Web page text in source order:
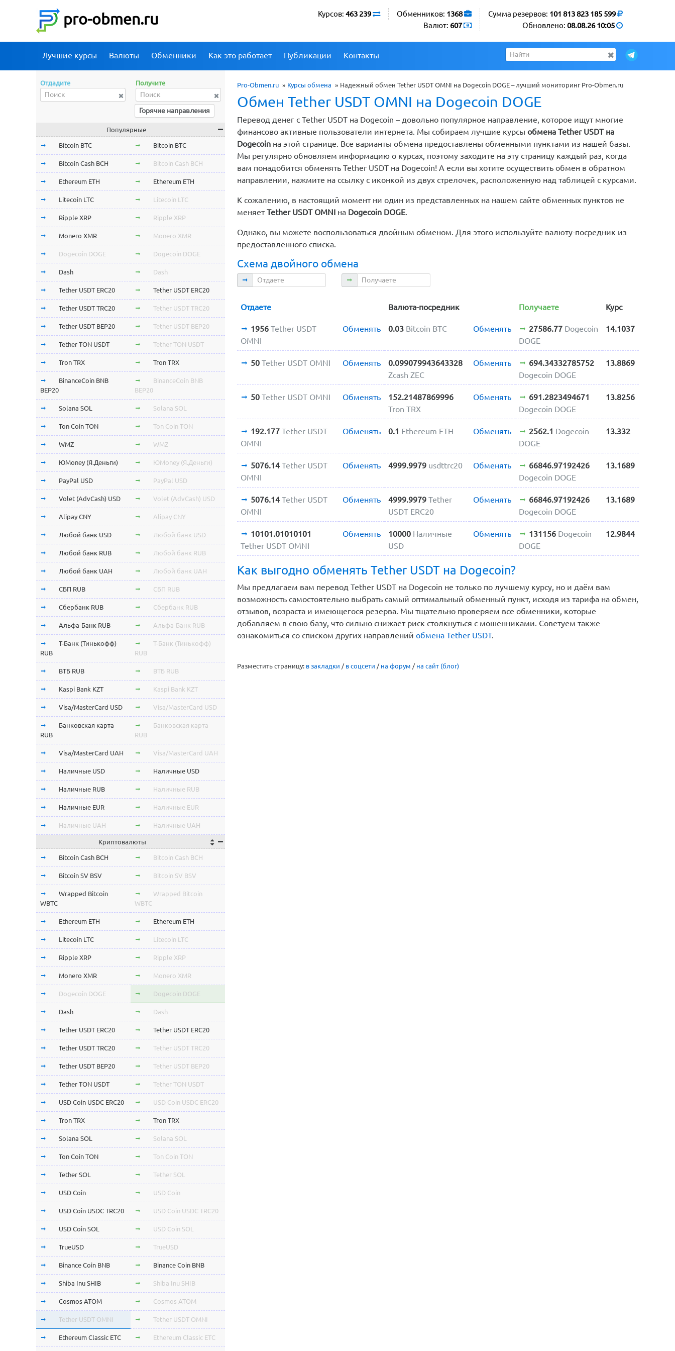
pro-obmen.ru Сумма резервов: 101 813 823 185 599
Обновлено: 08.08.26 10:05
Обменников: 1368
Валют: 607
Курсов: 463 239
Лучшие курсы Валюты Обменники Как это работает Публикации Контакты
Pro-Obmen.ru » Курсы обмена » Надежный обмен Tether USDT OMNI на Dogecoin DOGE – лучший мониторинг Pro-Obmen.ru
Обмен Tether USDT OMNI на Dogecoin DOGE
Перевод денег с Tether USDT на Dogecoin – довольно популярное направление, которое ищут многие
финансово активные пользователи интернета. Мы собираем лучшие курсы обмена Tether USDT на
Dogecoin на этой странице. Все варианты обмена предоставлены обменными пунктами из нашей базы.
Мы регулярно обновляем информацию о курсах, поэтому заходите на эту страницу каждый раз, когда
вам понадобится обменять Tether USDT на Dogecoin! А если вы хотите осуществить обмен в обратном
направлении, нажмите на ссылку с иконкой из двух стрелочек, расположенную над таблицей с курсами.
К сожалению, в настоящий момент ни один из представленных на нашем сайте обменных пунктов не
меняетTether USDT OMNI на Dogecoin DOGE.
Однако, вы можете воспользоваться двойным обменом. Для этого используйте валюту-посредник из
предоставленного списка.
Схема двойного обмена
Отдаете Получаете
Отдаете Валюта-посредник Получаете Курс
1956 Tether USDT
OMNI
Обменять 0.03 Bitcoin BTC Обменять 27586.77 Dogecoin
DOGE
14.1037
50 Tether USDT OMNI Обменять
0.099079943643328
Zcash ZEC
Обменять
694.34332785752
Dogecoin DOGE
13.8869
50 Tether USDT OMNI Обменять
152.21487869996
Tron TRX
Обменять
691.2823494671
Dogecoin DOGE
13.8256
192.177 Tether USDT
OMNI
Обменять 0.1 Ethereum ETH Обменять 2562.1 Dogecoin
DOGE
13.332
5076.14 Tether USDT
OMNI
Обменять 4999.9979 usdttrc20 Обменять
66846.97192426
Dogecoin DOGE
13.1689
5076.14 Tether USDT
OMNI
Обменять 4999.9979 Tether
USDT ERC20
Обменять
66846.97192426
Dogecoin DOGE
13.1689
10101.01010101
Tether USDT OMNI
Обменять 10000 Наличные
USD
Обменять 131156 Dogecoin
DOGE
12.9844
Как выгодно обменять Tether USDT на Dogecoin?
Мы предлагаем вам перевод Tether USDT на Dogecoin не только по лучшему курсу, но и даём вам
возможность самостоятельно выбрать самый оптимальный обменный пункт, исходя из тарифа на обмен,
отзывов, возраста и имеющегося резерва. Мы тщательно проверяем все обменники, которые
добавляем в свою базу, что сильно снижает риск столкнуться с мошенниками. Советуем также
ознакомиться со списком других направлений обмена Tether USDT.
Разместить страницу: в закладки / в соцсети / на форум / на сайт (блог)
Отдадите Получите
Горячие направления
Популярные
Bitcoin BTC Bitcoin BTC
Bitcoin Cash BCH Bitcoin Cash BCH
Ethereum ETH Ethereum ETH
Litecoin LTC Litecoin LTC
Ripple XRP Ripple XRP
Monero XMR Monero XMR
Dogecoin DOGE Dogecoin DOGE
Dash Dash
Tether USDT ERC20 Tether USDT ERC20
Tether USDT TRC20 Tether USDT TRC20
Tether USDT BEP20 Tether USDT BEP20
Tether TON USDT Tether TON USDT
Tron TRX Tron TRX
BinanceCoin BNB
BEP20
BinanceCoin BNB
BEP20
Solana SOL Solana SOL
Ton Coin TON Ton Coin TON
WMZ WMZ
ЮMoney (Я.Деньги) ЮMoney (Я.Деньги)
PayPal USD PayPal USD
Volet (AdvCash) USD Volet (AdvCash) USD
Alipay CNY Alipay CNY
Любой банк USD Любой банк USD
Любой банк RUB Любой банк RUB
Любой банк UAH Любой банк UAH
СБП RUB СБП RUB
Сбербанк RUB Сбербанк RUB
Альфа-Банк RUB Альфа-Банк RUB
Т-Банк (Тинькофф)
RUB
Т-Банк (Тинькофф)
RUB
ВТБ RUB ВТБ RUB
Kaspi Bank KZT Kaspi Bank KZT
Visa/MasterCard USD Visa/MasterCard USD
Банковская карта
RUB
Банковская карта
RUB
Visa/MasterCard UAH Visa/MasterCard UAH
Наличные USD Наличные USD
Наличные RUB Наличные RUB
Наличные EUR Наличные EUR
Наличные UAH Наличные UAH
Криптовалюты
Bitcoin Cash BCH Bitcoin Cash BCH
Bitcoin SV BSV Bitcoin SV BSV
Wrapped Bitcoin
WBTC
Wrapped Bitcoin
WBTC
Ethereum ETH Ethereum ETH
Litecoin LTC Litecoin LTC
Ripple XRP Ripple XRP
Monero XMR Monero XMR
Dogecoin DOGE Dogecoin DOGE
Dash Dash
Tether USDT ERC20 Tether USDT ERC20
Tether USDT TRC20 Tether USDT TRC20
Tether USDT BEP20 Tether USDT BEP20
Tether TON USDT Tether TON USDT
USD Coin USDC ERC20 USD Coin USDC ERC20
Tron TRX Tron TRX
Solana SOL Solana SOL
Ton Coin TON Ton Coin TON
Tether SOL Tether SOL
USD Coin USD Coin
USD Coin USDC TRC20 USD Coin USDC TRC20
USD Coin SOL USD Coin SOL
TrueUSD TrueUSD
Binance Coin BNB Binance Coin BNB
Shiba Inu SHIB Shiba Inu SHIB
Cosmos ATOM Cosmos ATOM
Tether USDT OMNI Tether USDT OMNI
Ethereum Classic ETC Ethereum Classic ETC